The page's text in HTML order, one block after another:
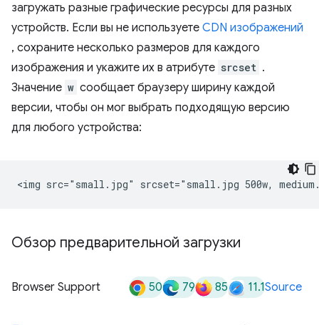
загружать разные графические ресурсы для разных
устройств. Если вы не используете CDN изображений
, сохраните несколько размеров для каждого
изображения и укажите их в атрибуте srcset .
Значение w сообщает браузеру ширину каждой
версии, чтобы он мог выбрать подходящую версию
для любого устройства:
Обзор предварительной загрузки
Browser Support 50 79 85 11.1Source